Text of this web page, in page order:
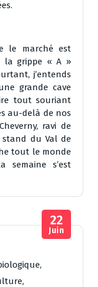
le marché est
la grippe « A »
j’entends
grande cave
tout souriant
au-delà de nos
ravi de
stand du Val de
tout le monde
s’est
,
,
22
Juin